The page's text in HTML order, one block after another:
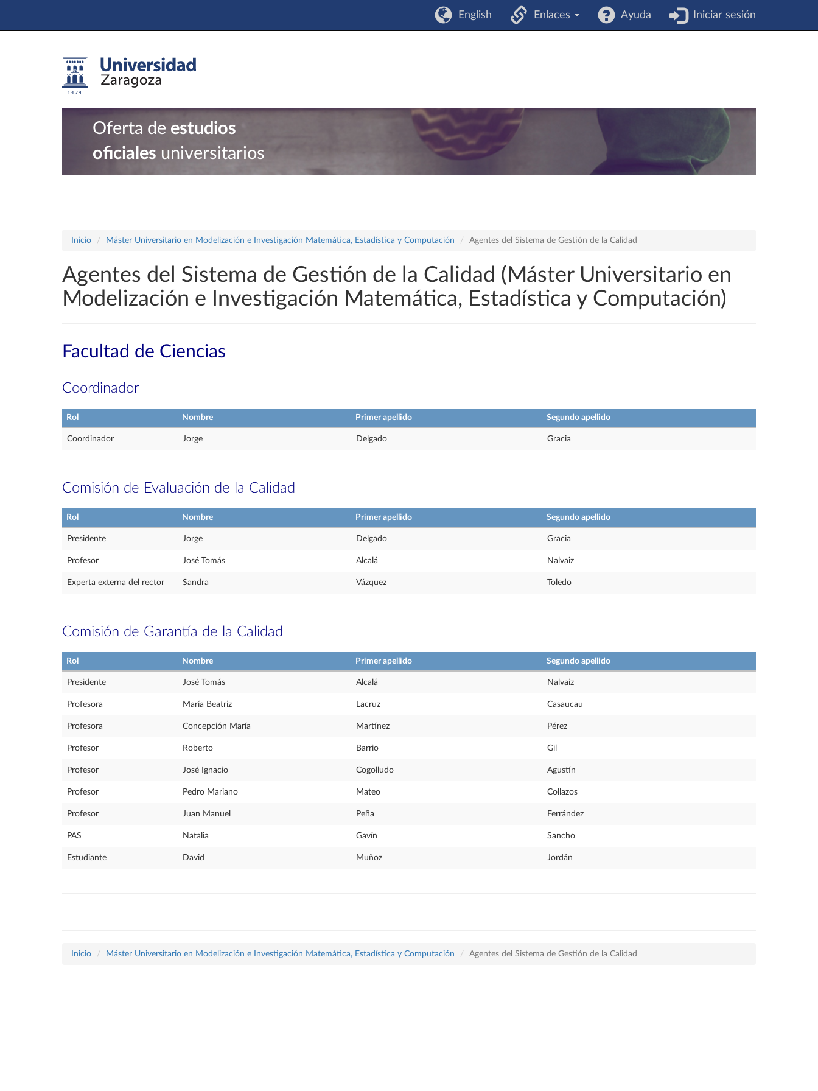
English Enlaces Ayuda Iniciar sesión
Oferta de estudios
oficiales universitarios
Inicio Máster Universitario en Modelización e Investigación Matemática, Estadística y Computación Agentes del Sistema de Gestión de la Calidad
Agentes del Sistema de Gestión de la Calidad (Máster Universitario en
Modelización e Investigación Matemática, Estadística y Computación)
Facultad de Ciencias
Coordinador
Rol Nombre Primer apellido Segundo apellido
Coordinador Jorge Delgado Gracia
Comisión de Evaluación de la Calidad
Rol Nombre Primer apellido Segundo apellido
Presidente Jorge Delgado Gracia
Profesor José Tomás Alcalá Nalvaiz
Experta externa del rector Sandra Vázquez Toledo
Comisión de Garantía de la Calidad
Rol Nombre Primer apellido Segundo apellido
Presidente José Tomás Alcalá Nalvaiz
Profesora María Beatriz Lacruz Casaucau
Profesora Concepción María Martínez Pérez
Profesor Roberto Barrio Gil
Profesor José Ignacio Cogolludo Agustín
Profesor Pedro Mariano Mateo Collazos
Profesor Juan Manuel Peña Ferrández
PAS Natalia Gavín Sancho
Estudiante David Muñoz Jordán
Inicio Máster Universitario en Modelización e Investigación Matemática, Estadística y Computación Agentes del Sistema de Gestión de la Calidad